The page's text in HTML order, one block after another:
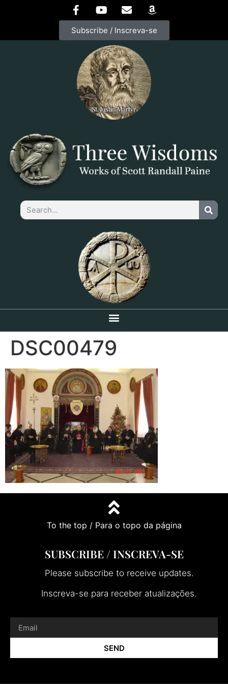
Subscribe / Inscreva-se
DSC00479
To the top / Para o topo da página
SUBSCRIBE / INSCREVA-SE
Please subscribe to receive updates.
Inscreva-se para receber atualizações.
SEND